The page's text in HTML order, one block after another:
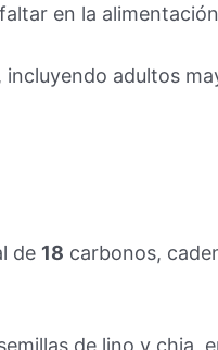
en la
incluyendo adultos
de 18 carbonos,
de lino y chia,